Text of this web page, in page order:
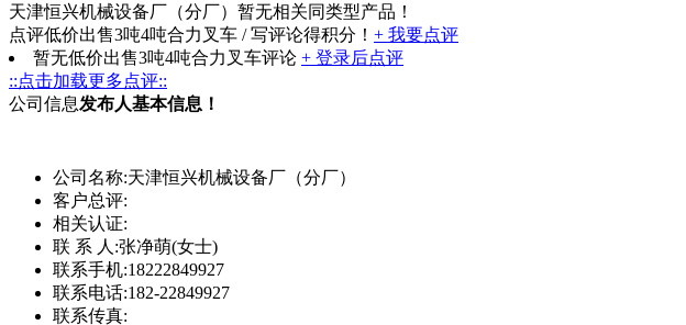
天津恒兴机械设备厂（分厂）暂无相关同类型产品！
点评低价出售3吨4吨合力叉车 / 写评论得积分！ + 我要点评
暂无低价出售3吨4吨合力叉车评论 + 登录后点评
::点击加载更多点评::
公司信息发布人基本信息！
公司名称:天津恒兴机械设备厂（分厂）
客户总评:
相关认证:
联 系 人:张净萌(女士)
联系手机:18222849927
联系电话:182-22849927
联系传真: